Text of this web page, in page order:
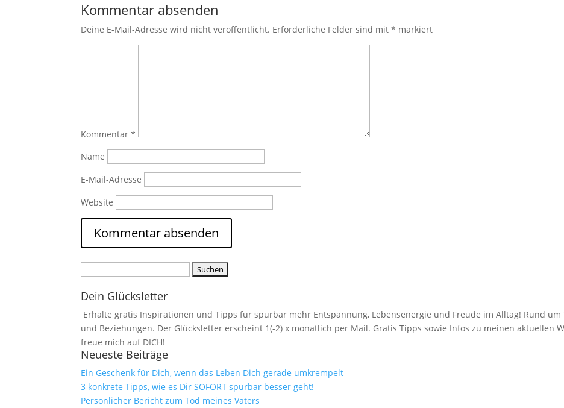
Kommentar absenden
Deine E-Mail-Adresse wird nicht veröffentlicht. Erforderliche Felder sind mit* markiert
Kommentar*
Name
E-Mail-Adresse
Website
Dein Glücksletter
Erhalte gratis Inspirationen und Tipps für spürbar mehr Entspannung, Lebensenergie und Freude im Alltag! Rund um
und Beziehungen. Der Glücksletter erscheint 1(-2) x monatlich per Mail. Gratis Tipps sowie Infos zu meinen aktuellen
freue mich auf DICH!
Neueste Beiträge
Ein Geschenk für Dich, wenn das Leben Dich gerade umkrempelt
3 konkrete Tipps, wie es Dir SOFORT spürbar besser geht!
Persönlicher Bericht zum Tod meines Vaters